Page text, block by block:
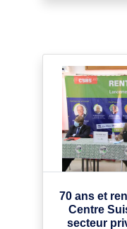
70 ans et
Centre
secteur